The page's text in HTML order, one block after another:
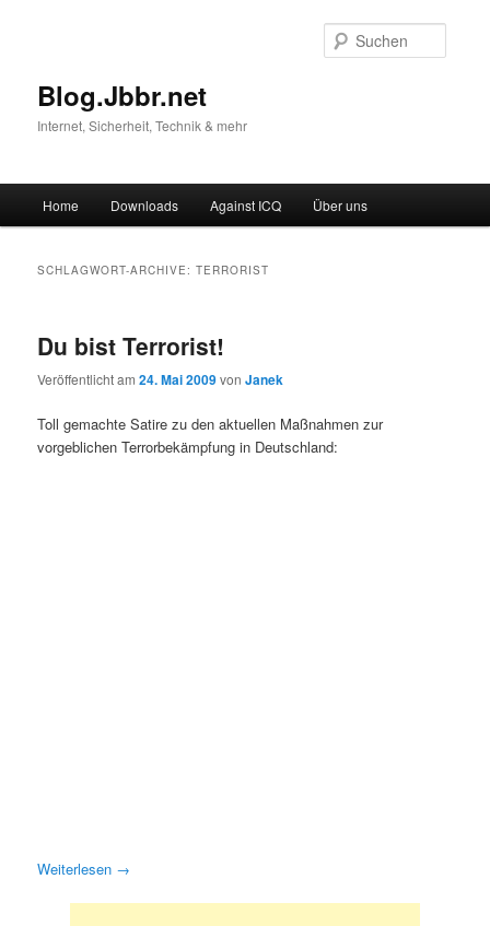
Blog.Jbbr.net
Internet, Sicherheit, Technik & mehr
Zum
Zum
wechseln
Home Downloads Against ICQ Über uns
SCHLAGWORT-ARCHIVE:TERRORIST
Du bist Terrorist!
Veröffentlicht am24. Mai 2009vonJanek
Toll gemachte Satire zu den aktuellen Maßnahmen zur
vorgeblichen Terrorbekämpfung in Deutschland:
Weiterlesen →